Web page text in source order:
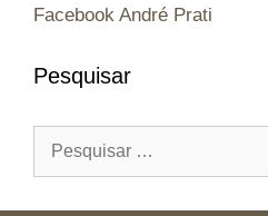
Facebook André Prati
Pesquisar
por: